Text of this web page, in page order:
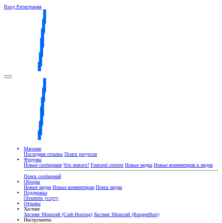
Вход Регистрация
Магазин
Последние отзывы Поиск ресурсов
Форумы
Новые сообщения Что нового? Featured content Новые медиа Новые комментарии к медиа
Поиск сообщений
Обзоры
Новые медиа Новые комментарии Поиск медиа
Поддержка
Оплатить услугу
Отзывы
Хостинг
Хостинг Minecraft (Craft-Hosting) Хостинг Minecraft (BungeeHost)
Инструменты